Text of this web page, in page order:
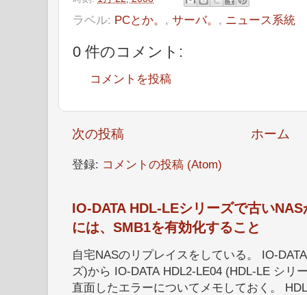
ラベル: PCとか。 , サーバ。 , ニュース系統
0 件のコメント:
コメントを投稿
次の投稿 ホーム
登録: コメントの投稿 (Atom)
IO-DATA HDL-LEシリーズで古い
には、SMB1を有効化すること
自宅NASのリプレイスをしている。 IO-
ズ)から IO-DATA HDL2-LE04 (HDL-LE シリ
直面したエラーについてメモしておく。